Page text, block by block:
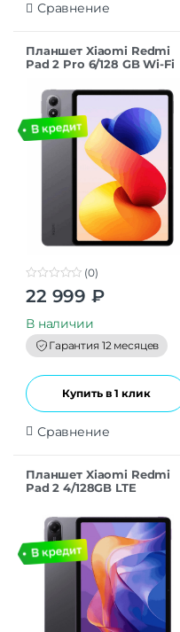
Сравнение
Планшет Xiaomi Redmi
Pad 2 Pro 6/128 GB Wi-Fi
0
o
t
o
f
5
(0)
22 999 ₽
В наличии
Гарантия 12 месяцев
Купить в 1 клик
Сравнение
Планшет Xiaomi Redmi
Pad 2 4/128GB LTE